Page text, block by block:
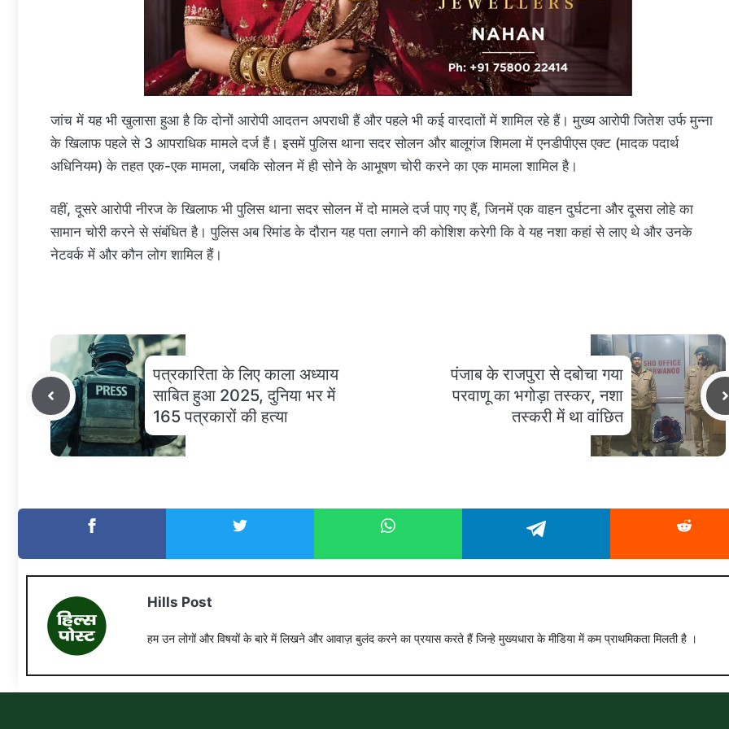
जांच में यह भी खुलासा हुआ है कि दोनों आरोपी आदतन अपराधी हैं और पहले भी कई वारदातों में शामिल रहे हैं। मुख्य आरोपी जितेश उर्फ मुन्ना
के खिलाफ पहले से 3 आपराधिक मामले दर्ज हैं। इसमें पुलिस थाना सदर सोलन और बालूगंज शिमला में एनडीपीएस एक्ट (मादक पदार्थ
अधिनियम) के तहत एक-एक मामला, जबकि सोलन में ही सोने के आभूषण चोरी करने का एक मामला शामिल है।
वहीं, दूसरे आरोपी नीरज के खिलाफ भी पुलिस थाना सदर सोलन में दो मामले दर्ज पाए गए हैं, जिनमें एक वाहन दुर्घटना और दूसरा लोहे का
सामान चोरी करने से संबंधित है। पुलिस अब रिमांड के दौरान यह पता लगाने की कोशिश करेगी कि वे यह नशा कहां से लाए थे और उनके
नेटवर्क में और कौन लोग शामिल हैं।
पत्रकारिता के लिए काला अध्याय
साबित हुआ 2025, दुनिया भर में
165 पत्रकारों की हत्या
पंजाब के राजपुरा से दबोचा गया
परवाणू का भगोड़ा तस्कर, नशा
तस्करी में था वांछित
Hills Post
हम उन लोगों और विषयों के बारे में लिखने और आवाज़ बुलंद करने का प्रयास करते हैं जिन्हे मुख्यधारा के मीडिया में कम प्राथमिकता मिलती है ।